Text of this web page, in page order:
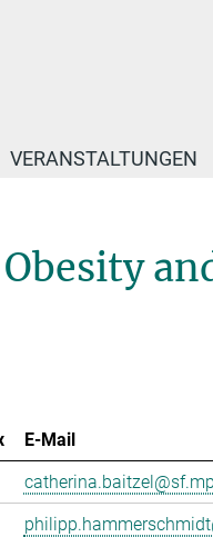
VERANSTALTUNGEN
E-Mail